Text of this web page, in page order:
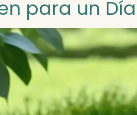
para un